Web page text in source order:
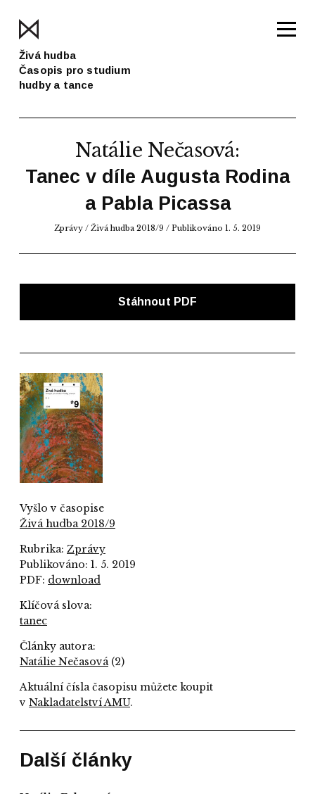
Živá hudba
Časopis pro studium
hudby a tance
Natálie Nečasová:
Tanec v díle Augusta Rodina
a Pabla Picassa
Zprávy / Živá hudba 2018/9 / Publikováno 1. 5. 2019
Stáhnout PDF
Vyšlo v časopise
Živá hudba 2018/9
Rubrika: Zprávy
Publikováno: 1. 5. 2019
PDF: download
Klíčová slova:
tanec
Články autora:
Natálie Nečasová(2)
Aktuální čísla časopisu můžete koupit
v Nakladatelství AMU.
Další články